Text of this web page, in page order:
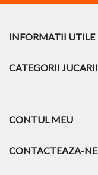
INFORMATII UTILE
CATEGORII JUCARII
CONTUL MEU
CONTACTEAZA-NE